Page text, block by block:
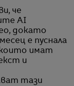
че
AI
докато
е пуснала
имат
и
тази